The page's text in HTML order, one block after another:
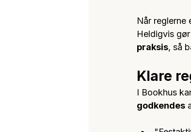
Når
Heldigvis
praksis, så
Klare
I Bookhus
godkendes